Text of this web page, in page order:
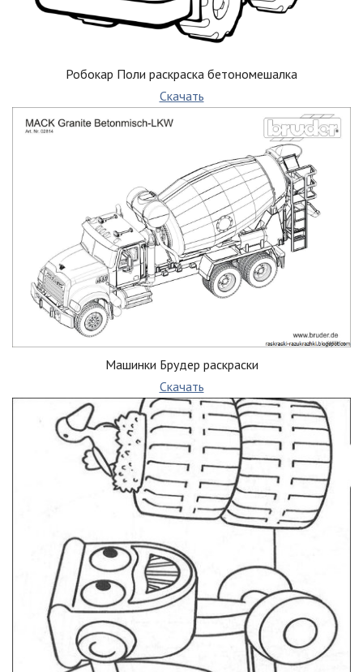
Робокар Поли раскраска бетономешалка
Скачать
Машинки Брудер раскраски
Скачать